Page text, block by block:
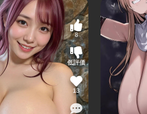
8
低評価
13